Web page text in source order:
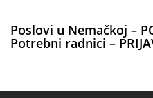
Poslovi u Nemačkoj –
Potrebni radnici –